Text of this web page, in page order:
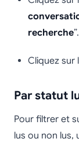
recherche”.
Cliquez sur
Par statut
Pour filtrer et
lus ou non lus,